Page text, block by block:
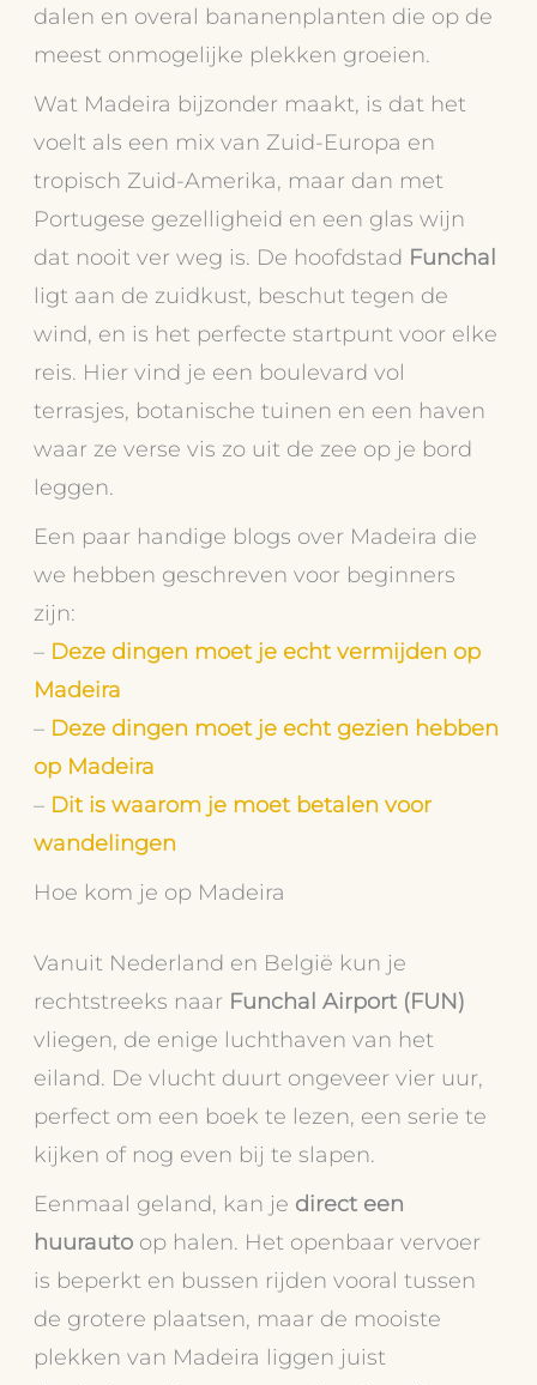
dalen en overal bananenplanten die op de
meest onmogelijke plekken groeien.
Wat Madeira bijzonder maakt, is dat het
voelt als een mix van Zuid-Europa en
tropisch Zuid-Amerika, maar dan met
Portugese gezelligheid en een glas wijn
dat nooit ver weg is. De hoofdstad Funchal
ligt aan de zuidkust, beschut tegen de
wind, en is het perfecte startpunt voor elke
reis. Hier vind je een boulevard vol
terrasjes, botanische tuinen en een haven
waar ze verse vis zo uit de zee op je bord
leggen.
Een paar handige blogs over Madeira die
we hebben geschreven voor beginners
zijn:
– Deze dingen moet je echt vermijden op
Madeira
– Deze dingen moet je echt gezien hebben
op Madeira
– Dit is waarom je moet betalen voor
wandelingen
Hoe kom je op Madeira
Vanuit Nederland en België kun je
rechtstreeks naar Funchal Airport (FUN)
vliegen, de enige luchthaven van het
eiland. De vlucht duurt ongeveer vier uur,
perfect om een boek te lezen, een serie te
kijken of nog even bij te slapen.
Eenmaal geland, kan je direct een
huurauto op halen. Het openbaar vervoer
is beperkt en bussen rijden vooral tussen
de grotere plaatsen, maar de mooiste
plekken van Madeira liggen juist